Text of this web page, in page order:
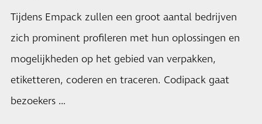
Tijdens Empack zullen een groot aantal bedrijven
zich prominent profileren met hun oplossingen en
mogelijkheden op het gebied van verpakken,
etiketteren, coderen en traceren. Codipack gaat
bezoekers …